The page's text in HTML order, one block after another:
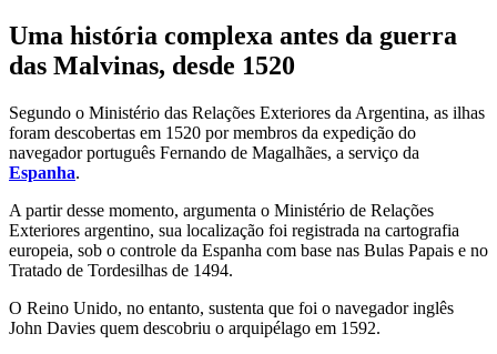
Uma história complexa antes da guerra
das Malvinas, desde 1520
Segundo o Ministério das Relações Exteriores da Argentina, as ilhas
foram descobertas em 1520 por membros da expedição do
navegador português Fernando de Magalhães, a serviço da
Espanha.
A partir desse momento, argumenta o Ministério de Relações
Exteriores argentino, sua localização foi registrada na cartografia
europeia, sob o controle da Espanha com base nas Bulas Papais e no
Tratado de Tordesilhas de 1494.
O Reino Unido, no entanto, sustenta que foi o navegador inglês
John Davies quem descobriu o arquipélago em 1592.